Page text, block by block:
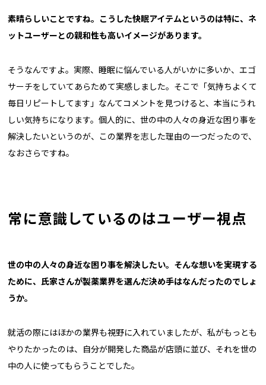
――素晴らしいことですね。こうした快眠アイテムというのは特に、ネ
ットユーザーとの親和性も高いイメージがあります。
そうなんですよ。実際、睡眠に悩んでいる人がいかに多いか、エゴ
サーチをしていてあらためて実感しました。そこで「気持ちよくて
毎日リピートしてます」なんてコメントを見つけると、本当にうれ
しい気持ちになります。個人的に、世の中の人々の身近な困り事を
解決したいというのが、この業界を志した理由の一つだったので、
なおさらですね。
常に意識しているのはユーザー視点
――世の中の人々の身近な困り事を解決したい。そんな想いを実現する
ために、氏家さんが製薬業界を選んだ決め手はなんだったのでしょ
うか。
就活の際にはほかの業界も視野に入れていましたが、私がもっとも
やりたかったのは、自分が開発した商品が店頭に並び、それを世の
中の人に使ってもらうことでした。